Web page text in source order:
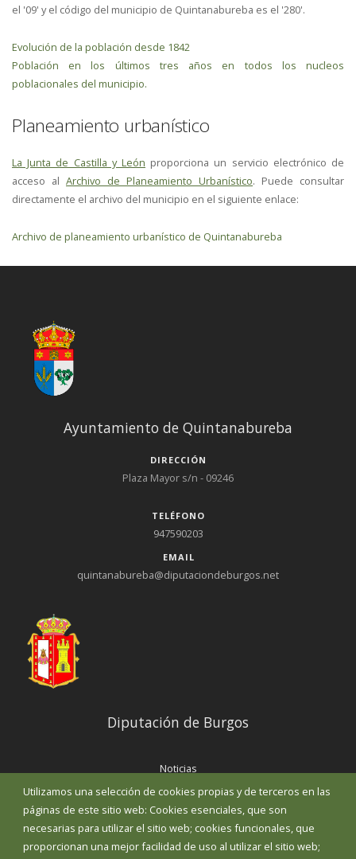
el '09' y el código del municipio de Quintanabureba es el '280'.
Evolución de la población desde 1842
Población en los últimos tres años en todos los nucleos
poblacionales del municipio.
Planeamiento urbanístico
La Junta de Castilla y León proporciona un servicio electrónico de
acceso al Archivo de Planeamiento Urbanístico. Puede consultar
directamente el archivo del municipio en el siguiente enlace:
Archivo de planeamiento urbanístico de Quintanabureba
Utilizamos una selección de cookies propias y de terceros en las
páginas de este sitio web: Cookies esenciales, que son
necesarias para utilizar el sitio web; cookies funcionales, que
proporcionan una mejor facilidad de uso al utilizar el sitio web;
Ayuntamiento de Quintanabureba
DIRECCIÓN
Plaza Mayor s/n - 09246
TELÉFONO
947590203
EMAIL
quintanabureba@diputaciondeburgos.net
Diputación de Burgos
Noticias
Eventos
Corporación Municipal
Teléfonos de interés